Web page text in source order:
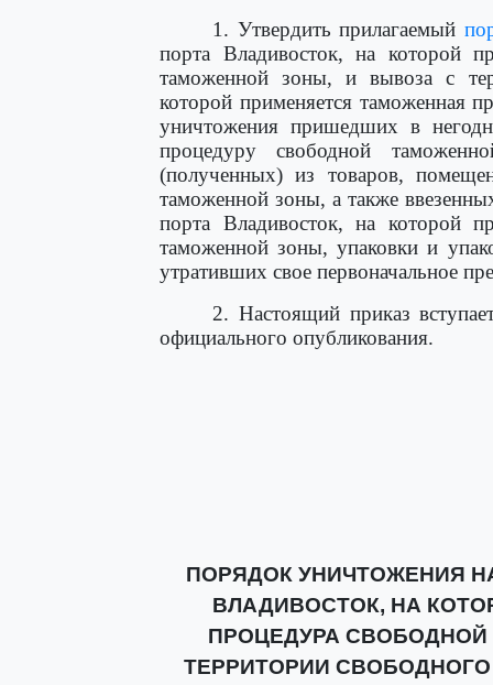
1. Утвердить прилагаемый
порта Владивосток, на которой
таможенной зоны, и вывоза с
которой применяется таможенная
уничтожения пришедших в
процедуру свободной
(полученных) из товаров,
таможенной зоны, а также
порта Владивосток, на которой
таможенной зоны, упаковки и
утративших свое первоначальное
2. Настоящий приказ
официального опубликования.
ПОРЯДОК УНИЧТОЖЕНИЯ
ВЛАДИВОСТОК, НА
ПРОЦЕДУРА
ТЕРРИТОРИИ